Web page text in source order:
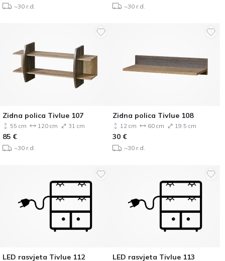
~30 r.d. ~30 r.d.
Zidna polica Tivlue 107
55 cm 120 cm 31 cm
85 €
~30 r.d.
Zidna polica Tivlue 108
12 cm 60 cm 19.5 cm
30 €
~30 r.d.
LED rasvjeta Tivlue 112 LED rasvjeta Tivlue 113